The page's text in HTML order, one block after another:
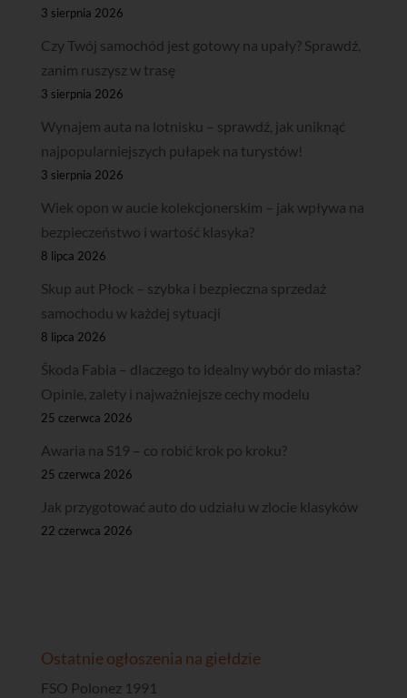
3 sierpnia 2026
Czy Twój samochód jest gotowy na upały? Sprawdź,
zanim ruszysz w trasę
3 sierpnia 2026
Wynajem auta na lotnisku – sprawdź, jak uniknąć
najpopularniejszych pułapek na turystów!
3 sierpnia 2026
Wiek opon w aucie kolekcjonerskim – jak wpływa na
bezpieczeństwo i wartość klasyka?
8 lipca 2026
Skup aut Płock – szybka i bezpieczna sprzedaż
samochodu w każdej sytuacji
8 lipca 2026
Škoda Fabia – dlaczego to idealny wybór do miasta?
Opinie, zalety i najważniejsze cechy modelu
25 czerwca 2026
Awaria na S19 – co robić krok po kroku?
25 czerwca 2026
Jak przygotować auto do udziału w zlocie klasyków
22 czerwca 2026
Ostatnie ogłoszenia na giełdzie
FSO Polonez 1991